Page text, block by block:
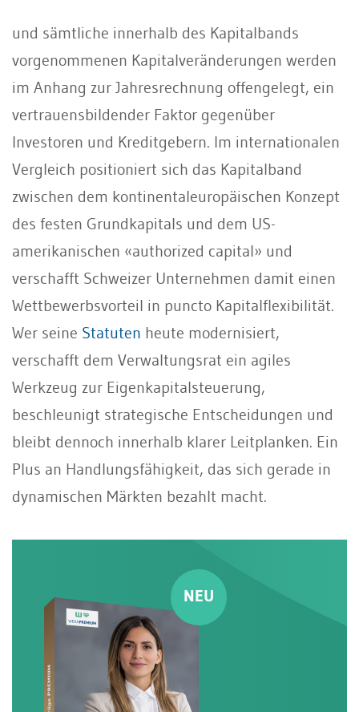
und sämtliche innerhalb des Kapitalbands
vorgenommenen Kapitalveränderungen werden
im Anhang zur Jahresrechnung offengelegt, ein
vertrauensbildender Faktor gegenüber
Investoren und Kreditgebern. Im internationalen
Vergleich positioniert sich das Kapitalband
zwischen dem kontinentaleuropäischen Konzept
des festen Grundkapitals und dem US-
amerikanischen «authorized capital» und
verschafft Schweizer Unternehmen damit einen
Wettbewerbsvorteil in puncto Kapitalflexibilität.
Wer seine Statuten heute modernisiert,
verschafft dem Verwaltungsrat ein agiles
Werkzeug zur Eigenkapitalsteuerung,
beschleunigt strategische Entscheidungen und
bleibt dennoch innerhalb klarer Leitplanken. Ein
Plus an Handlungsfähigkeit, das sich gerade in
dynamischen Märkten bezahlt macht.